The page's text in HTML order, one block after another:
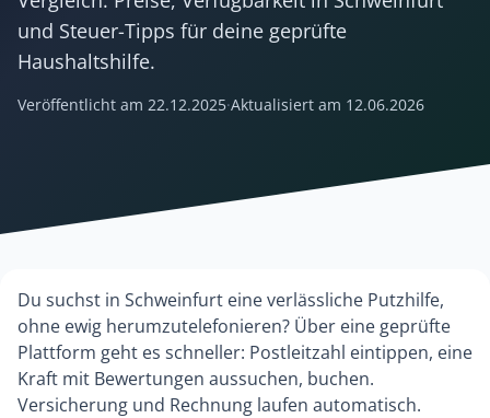
und Steuer-Tipps für deine geprüfte
Haushaltshilfe.
Veröffentlicht am 22.12.2025·Aktualisiert am 12.06.2026
Du suchst in Schweinfurt eine verlässliche Putzhilfe,
ohne ewig herumzutelefonieren? Über eine geprüfte
Plattform geht es schneller: Postleitzahl eintippen, eine
Kraft mit Bewertungen aussuchen, buchen.
Versicherung und Rechnung laufen automatisch.